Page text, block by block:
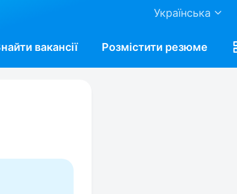
Українська
вакансії Розмістити резюме